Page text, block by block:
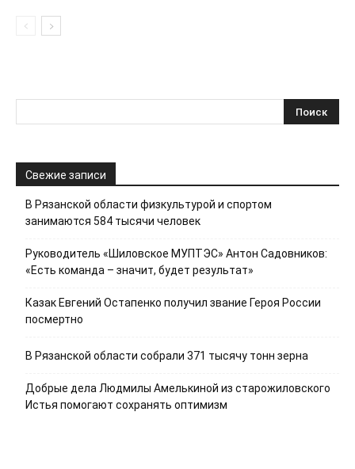
Свежие записи
В Рязанской области физкультурой и спортом
занимаются 584 тысячи человек
Руководитель «Шиловское МУПТЭС» Антон Садовников:
«Есть команда – значит, будет результат»
Казак Евгений Остапенко получил звание Героя России
посмертно
В Рязанской области собрали 371 тысячу тонн зерна
Добрые дела Людмилы Амелькиной из старожиловского
Истья помогают сохранять оптимизм